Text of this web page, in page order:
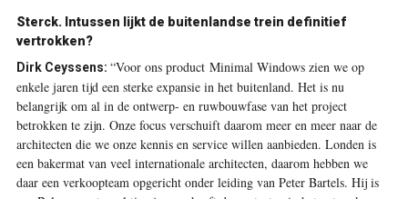
Sterck. Intussen lijkt de buitenlandse trein definitief
vertrokken?
Dirk Ceyssens: “Voor ons product Minimal Windows zien we op
enkele jaren tijd een sterke expansie in het buitenland. Het is nu
belangrijk om al in de ontwerp- en ruwbouwfase van het project
betrokken te zijn. Onze focus verschuift daarom meer en meer naar de
architecten die we onze kennis en service willen aanbieden. Londen is
een bakermat van veel internationale architecten, daarom hebben we
daar een verkoopteam opgericht onder leiding van Peter Bartels. Hij is